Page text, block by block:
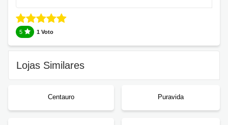
5 1 Voto
Lojas Similares
Centauro Puravida